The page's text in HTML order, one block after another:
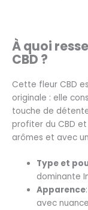
À quoi
CBD ?
Cette fleur CBD
originale : elle
touche de
profiter du CBD
arômes et avec
Type et
dominante
Apparence
avec